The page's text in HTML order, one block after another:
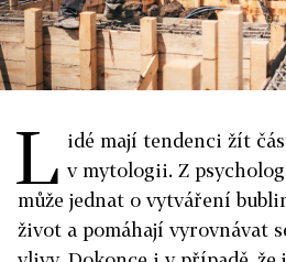
L idé mají tendenci žít
v mytologii. Z
může jednat o vytváření
život a pomáhají vyrovnávat